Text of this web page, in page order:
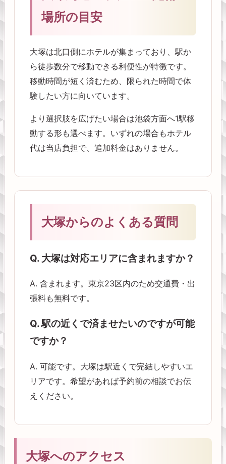
場所の目安
大塚は北口側にホテルが集まっており、駅か
ら徒歩数分で移動できる利便性が特徴です。
移動時間が短く済むため、限られた時間で体
験したい方に向いています。
より選択肢を広げたい場合は池袋方面へ1駅移
動する形も選べます。いずれの場合もホテル
代は当店負担で、追加料金はありません。
大塚からのよくある質問
Q. 大塚は対応エリアに含まれますか？
A. 含まれます。東京23区内のため交通費・出
張料も無料です。
Q. 駅の近くで済ませたいのですが可能
ですか？
A. 可能です。大塚は駅近くで完結しやすいエ
リアです。希望があれば予約前の相談でお伝
えください。
大塚へのアクセス